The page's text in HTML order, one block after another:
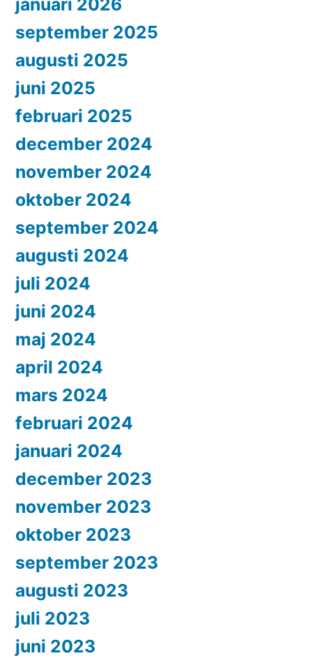
januari 2026
september 2025
augusti 2025
juni 2025
februari 2025
december 2024
november 2024
oktober 2024
september 2024
augusti 2024
juli 2024
juni 2024
maj 2024
april 2024
mars 2024
februari 2024
januari 2024
december 2023
november 2023
oktober 2023
september 2023
augusti 2023
juli 2023
juni 2023